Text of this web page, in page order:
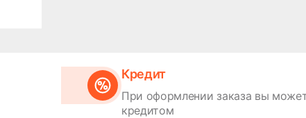
Кредит
При оформлении заказа вы
кредитом